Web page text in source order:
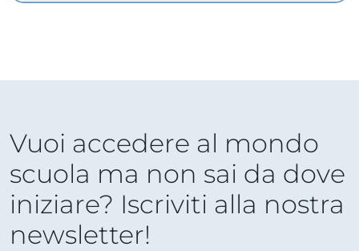
Vuoi accedere al mondo
scuola ma non sai da dove
iniziare? Iscriviti alla nostra
newsletter!